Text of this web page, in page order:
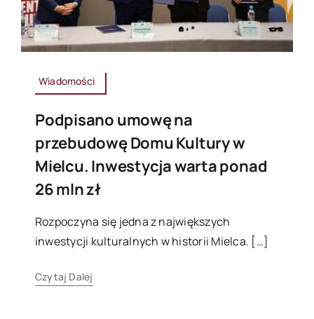
Wiadomości
Podpisano umowę na
przebudowę Domu Kultury w
Mielcu. Inwestycja warta ponad
26 mln zł
Rozpoczyna się jedna z największych
inwestycji kulturalnych w historii Mielca. […]
Czytaj Dalej